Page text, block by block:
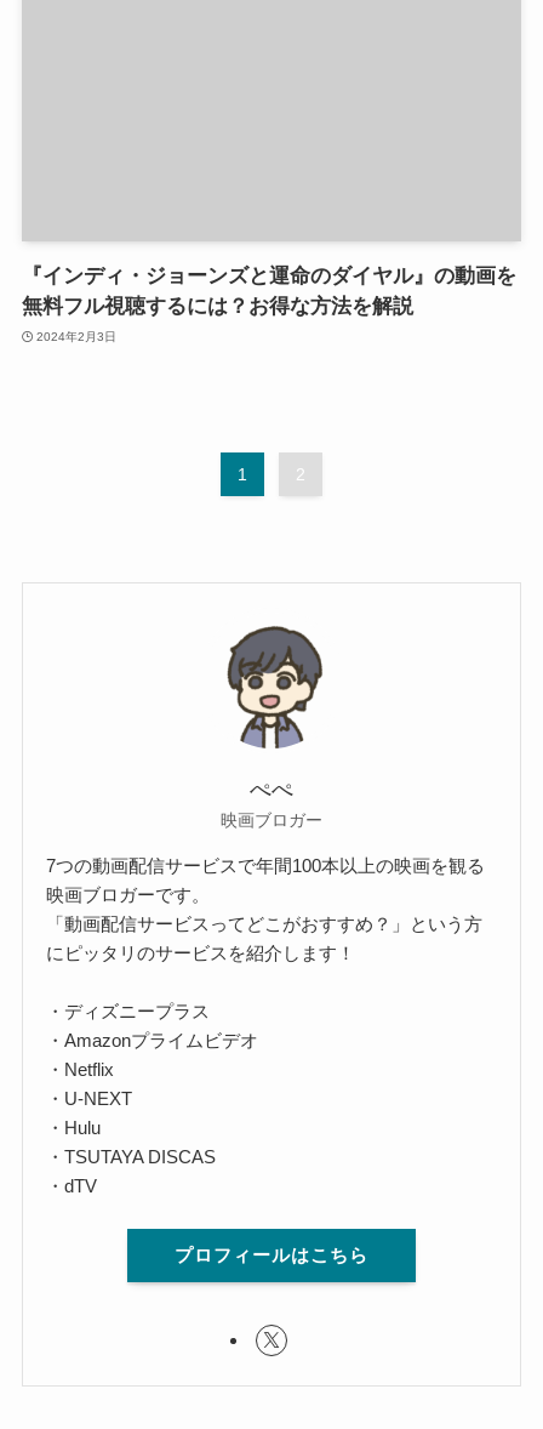
『インディ・ジョーンズと運命のダイヤル』の動画を
無料フル視聴するには？お得な方法を解説
2024年2月3日
1 2
ぺぺ
映画ブロガー
7つの動画配信サービスで年間100本以上の映画を観る
映画ブロガーです。
「動画配信サービスってどこがおすすめ？」という方
にピッタリのサービスを紹介します！
・ディズニープラス
・Amazonプライムビデオ
・Netflix
・U-NEXT
・Hulu
・TSUTAYA DISCAS
・dTV
プロフィールはこちら